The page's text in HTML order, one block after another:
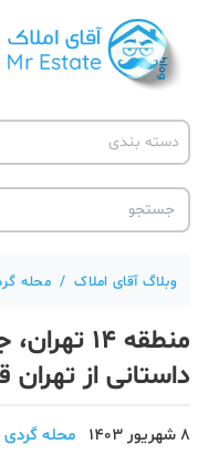
دسته بندی
آقای مشاور املاک
آکادمی آقای املاک
آموزش املاک
آموزش پلتفرم آقای املاک
تحلیل مسکن
وبلاگ آقای املاک / محله
منطقه 14
داستانی از
8 شهریور 1403 محله گردی